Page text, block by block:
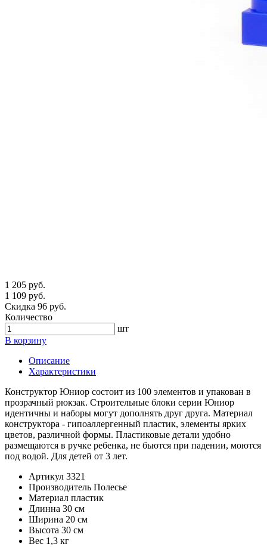
1 205 руб.
1 109 руб.
Скидка 96 руб.
Количество
шт
В корзину
Описание
Характеристики
Конструктор Юниор состоит из 100 элементов и упакован в
прозрачный рюкзак. Строительные блоки серии Юниор
идентичны и наборы могут дополнять друг друга. Материал
конструктора - гипоаллергенный пластик, элементы ярких
цветов, различной формы. Пластиковые детали удобно
размещаются в ручке ребенка, не бьются при падении, моются
под водой. Для детей от 3 лет.
Артикул 3321
Производитель Полесье
Материал пластик
Длинна 30 см
Ширина 20 см
Высота 30 см
Вес 1,3 кг